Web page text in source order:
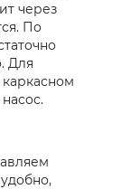
через
По
Для